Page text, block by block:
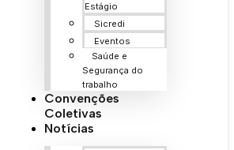
Estágio
Sicredi
Eventos
Saúde e
Segurança do
trabalho
Convenções
Coletivas
Notícias